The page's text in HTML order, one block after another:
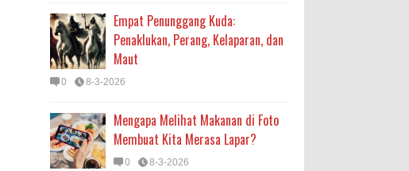
Empat Penunggang Kuda:
Penaklukan, Perang, Kelaparan, dan
Maut
0 8-3-2026
Mengapa Melihat Makanan di Foto
Membuat Kita Merasa Lapar?
0 8-3-2026